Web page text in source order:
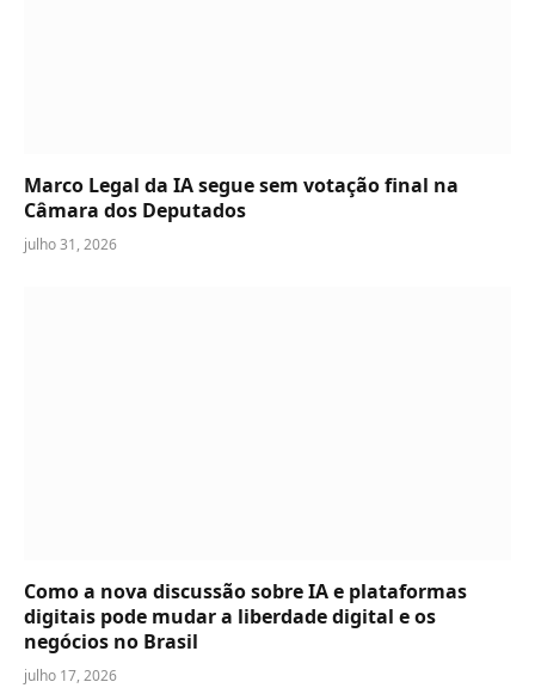
Marco Legal da IA segue sem votação final na
Câmara dos Deputados
julho 31, 2026
Como a nova discussão sobre IA e plataformas
digitais pode mudar a liberdade digital e os
negócios no Brasil
julho 17, 2026